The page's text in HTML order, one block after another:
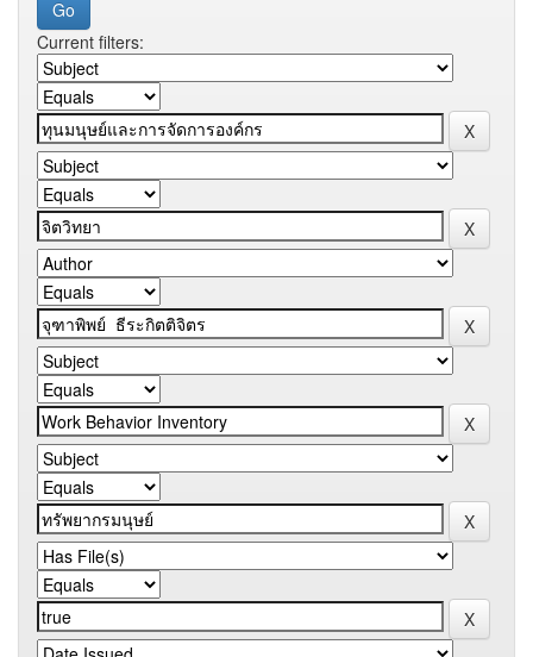
Current filters: